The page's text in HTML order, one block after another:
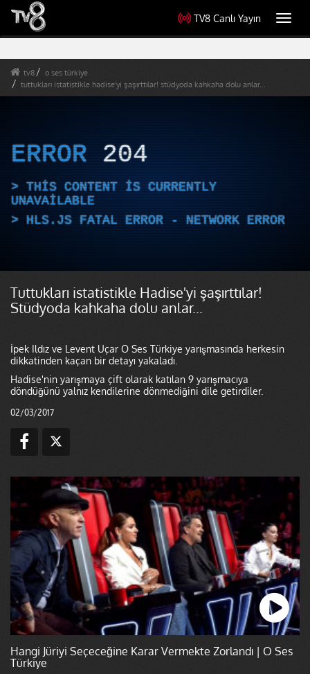
TV8 Canlı Yayın
tv8
o ses türkiye
tuttukları istatistikle hadise'yi şaşırttılar! stüdyoda kahkaha dolu anlar...
ERROR 204
THIS CONTENT IS CURRENTLY
UNAVAILABLE
HLS.JS FATAL ERROR - NETWORK ERROR
Tuttukları istatistikle Hadise'yi şaşırttılar!
Stüdyoda kahkaha dolu anlar...
İpek Ildız ve Levent Uçar O Ses Türkiye yarışmasında herkesin
dikkatinden kaçan bir detayı yakaladı.
Hadise'nin yarışmaya çift olarak katılan 9 yarışmacıya
döndüğünü yalnız kendilerine dönmediğini dile getirdiler.
02/03/2017
Hangi Jüriyi Seçeceğine Karar Vermekte Zorlandı | O Ses
Türkiye